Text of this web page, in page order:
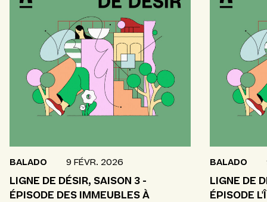
BALADO 9 FÉVR. 2026
LIGNE DE DÉSIR, SAISON 3 -
ÉPISODE DES IMMEUBLES À
BALADO
LIGNE DE
ÉPISODE